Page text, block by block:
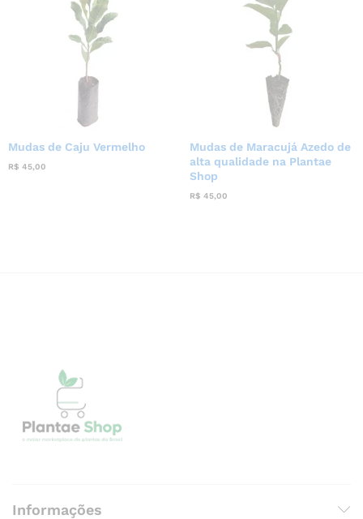
Mudas de Caju Vermelho
R$ 45,00
Mudas de Maracujá Azedo de
alta qualidade na Plantae
Shop
R$ 45,00
Informações